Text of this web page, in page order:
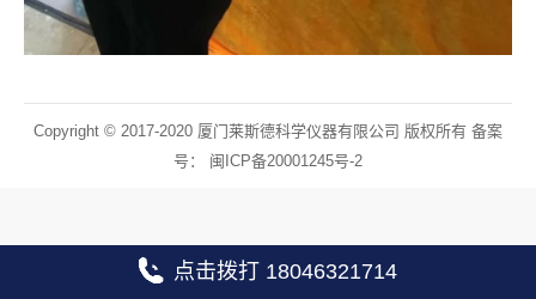
Copyright © 2017-2020 厦门莱斯德科学仪器有限公司 版权所有 备案
号： 闽ICP备20001245号-2
点击拨打 18046321714